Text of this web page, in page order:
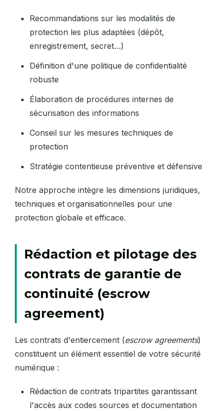
Recommandations sur les modalités de
protection les plus adaptées (dépôt,
enregistrement, secret…)
Définition d'une politique de confidentialité
robuste
Élaboration de procédures internes de
sécurisation des informations
Conseil sur les mesures techniques de
protection
Stratégie contentieuse préventive et défensive
Notre approche intègre les dimensions juridiques,
techniques et organisationnelles pour une
protection globale et efficace.
Rédaction et pilotage des
contrats de garantie de
continuité (escrow
agreement)
Les contrats d'entiercement (escrow agreements)
constituent un élément essentiel de votre sécurité
numérique :
Rédaction de contrats tripartites garantissant
l'accès aux codes sources et documentation